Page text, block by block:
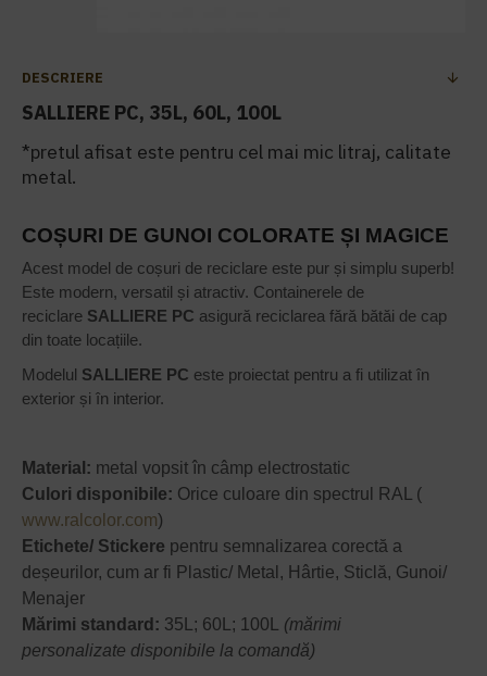
DESCRIERE
SALLIERE PC, 35L, 60L, 100L
*pretul afisat este pentru cel mai mic litraj, calitate
metal.
COȘURI DE GUNOI COLORATE ȘI MAGICE
Acest model de coșuri de reciclare este pur și simplu superb!
Este modern, versatil și atractiv. Containerele de
reciclare SALLIERE PC asigură reciclarea fără bătăi de cap
din toate locațiile.
Modelul SALLIERE PC este proiectat pentru a fi utilizat în
exterior și în interior.
Material: metal vopsit în câmp electrostatic
Culori disponibile: Orice culoare din spectrul RAL (
www.ralcolor.com)
Etichete/ Stickere pentru semnalizarea corectă a
deșeurilor, cum ar fi Plastic/ Metal, Hârtie, Sticlă, Gunoi/
Menajer
Mărimi standard: 35L; 60L; 100L (mărimi
personalizate disponibile la comandă)